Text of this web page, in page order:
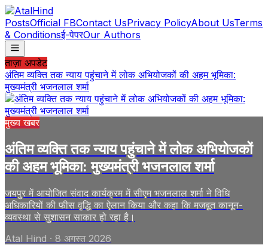
PostsOfficial FBContact UsPrivacy PolicyAbout UsTerms
& Conditionsई-पेपरOur Authors
ताज़ा अपडेट
अंतिम व्यक्ति तक न्याय पहुंचाने में लोक अभियोजकों की अहम भूमिका:
मुख्यमंत्री भजनलाल शर्मा
मुख्य खबर
अंतिम व्यक्ति तक न्याय पहुंचाने में लोक अभियोजकों
की अहम भूमिका: मुख्यमंत्री भजनलाल शर्मा
जयपुर में आयोजित संवाद कार्यक्रम में सीएम भजनलाल शर्मा ने विधि
अधिकारियों की फीस वृद्धि का ऐलान किया और कहा कि मजबूत कानून-
व्यवस्था से सुशासन साकार हो रहा है।
Atal Hind · 8 अगस्त 2026